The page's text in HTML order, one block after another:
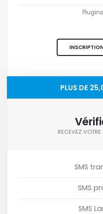
PLUS DE
RECEVEZ VOTRE
SMS
SMS
SMS